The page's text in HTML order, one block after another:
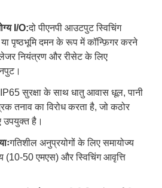
I/O:दो पीएनपी आउटपुट स्विचिंग
पृष्ठभूमि दमन के रूप में कॉन्फ़िगर करने
नियंत्रण और रीसेट के लिए
IP65 सुरक्षा के साथ धातु आवास धूल, पानी
तनाव का विरोध करता है, जो कठोर
उपयुक्त है।
गतिशील अनुप्रयोगों के लिए समायोज्य
(10-50 एमएस) और स्विचिंग आवृत्ति